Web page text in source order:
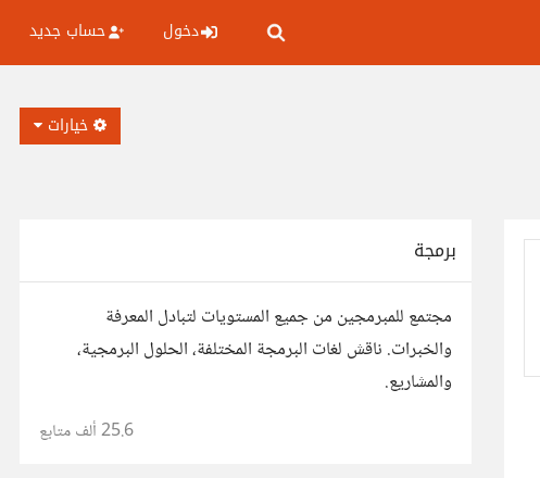
دخول حساب جديد
خيارات
برمجة
مجتمع للمبرمجين من جميع المستويات لتبادل المعرفة
والخبرات. ناقش لغات البرمجة المختلفة، الحلول البرمجية،
والمشاريع.
25.6 ألف متابع